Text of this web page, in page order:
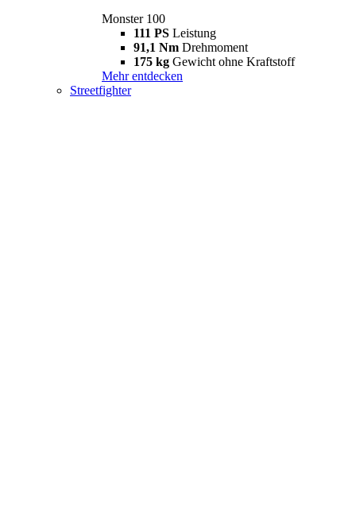
Monster 100
111 PS Leistung
91,1 Nm Drehmoment
175 kg Gewicht ohne Kraftstoff
Mehr entdecken
Streetfighter